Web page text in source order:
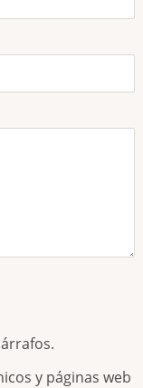
y páginas web